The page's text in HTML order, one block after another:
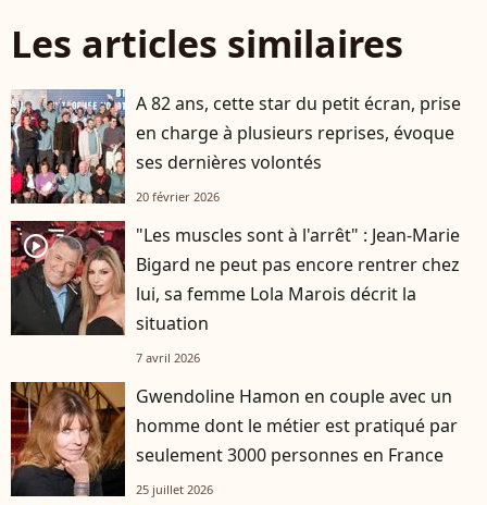
Les articles similaires
A 82 ans, cette star du petit écran, prise
en charge à plusieurs reprises, évoque
ses dernières volontés
20 février 2026
player2
"Les muscles sont à l'arrêt" : Jean-Marie
Bigard ne peut pas encore rentrer chez
lui, sa femme Lola Marois décrit la
situation
7 avril 2026
Gwendoline Hamon en couple avec un
homme dont le métier est pratiqué par
seulement 3000 personnes en France
25 juillet 2026